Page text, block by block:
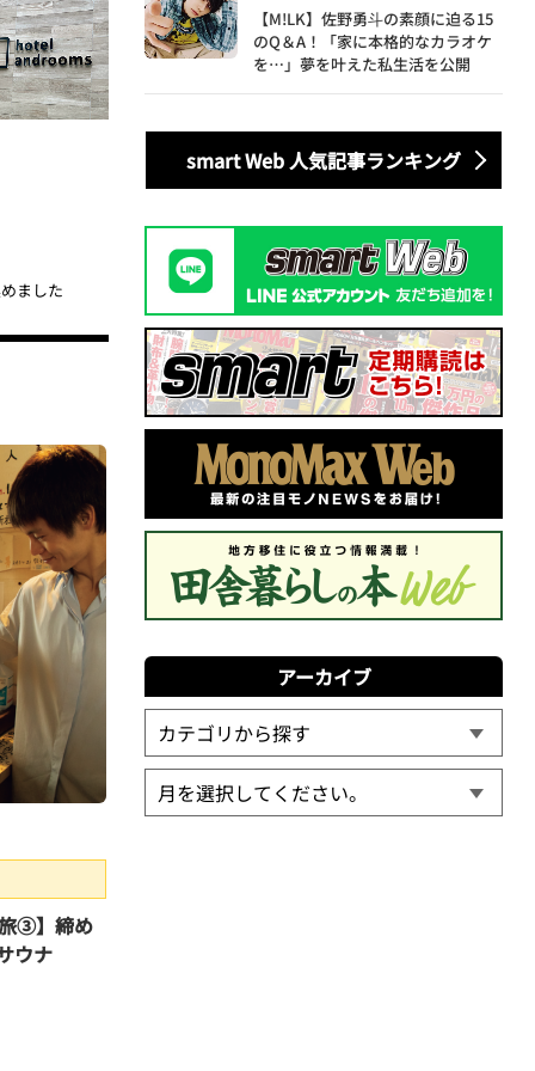
ました
③】締め
ウナ
【M!LK】佐野勇斗の素顔に迫る15
のQ＆A！「家に本格的なカラオケ
を…」夢を叶えた私生活を公開
smart Web 人気記事ランキング
アーカイブ